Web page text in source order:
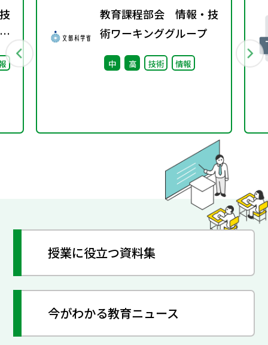
教育課程部会 情報・技
術ワーキンググループ
中 高 技術 情報
授業に役立つ資料集
今がわかる教育ニュース